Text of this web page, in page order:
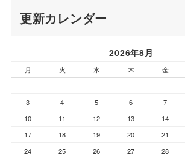
更新カレンダー
2026年8月
月 火 水 木 金
3
4 5 6 7
10
11 12 13 14
17
18 19 20 21
24
25 26 27 28